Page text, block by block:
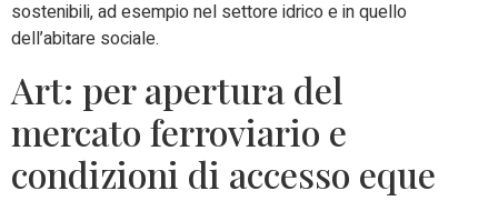
sostenibili, ad esempio nel settore idrico e in quello
dell’abitare sociale.
Art: per apertura del
mercato ferroviario e
condizioni di accesso eque